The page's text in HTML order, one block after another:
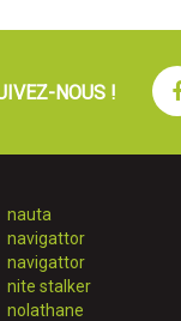
NOUS !
nauta
navigattor
navigattor
nite stalker
nolathane